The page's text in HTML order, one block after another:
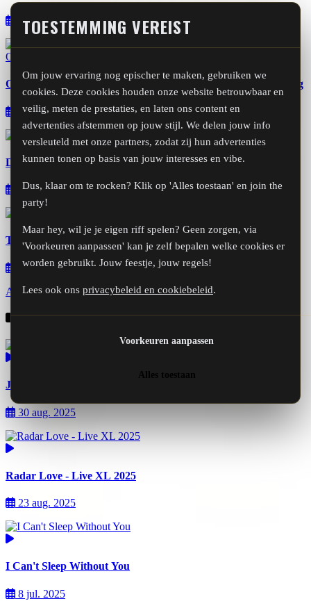
21 feb. 2026
ONE LAST NIGHT - Een laatste applaus voor Golden Earring
30 jan. 2026
De Neven van Ed vanaf 2026 volledig Golden Earring Tribute
18 jan. 2026
Ton Cabret neemt afscheid als bandlid van De Neven van Ed
17 jan. 2026
Alle artikelen bekijken
Recente video's
Just A Little Bit Of Peace In My Heart | CuliNESSE 2025
30 aug. 2025
Radar Love - Live XL 2025
23 aug. 2025
I Can't Sleep Without You
8 jul. 2025
TOESTEMMING VEREIST
Om jouw ervaring nog epischer te maken, gebruiken we
cookies. Deze cookies houden onze website betrouwbaar en
veilig, meten de prestaties, en laten ons content en
advertenties afstemmen op jouw stijl. We delen jouw info
versleuteld met onze partners, zodat zij hun advertenties
kunnen tonen op basis van jouw interesses en vibe.
Dus, klaar om te rocken? Klik op 'Alles toestaan' en join the
party!
Maar hey, wil je je eigen riff spelen? Geen zorgen, via
'Voorkeuren aanpassen' kan je zelf bepalen welke cookies er
worden gebruikt. Jouw feestje, jouw regels!
Lees ook ons privacybeleid en cookiebeleid.
Voorkeuren aanpassen
Alles toestaan